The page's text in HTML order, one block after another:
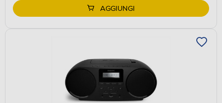
AGGIUNGI